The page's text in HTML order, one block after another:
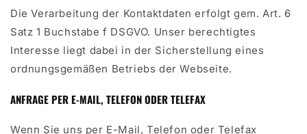
Die Verarbeitung der Kontaktdaten erfolgt gem. Art. 6
Satz 1 Buchstabe f DSGVO. Unser berechtigtes
Interesse liegt dabei in der Sicherstellung eines
ordnungsgemäßen Betriebs der Webseite.
ANFRAGE PER E-MAIL, TELEFON ODER TELEFAX
Wenn Sie uns per E-Mail, Telefon oder Telefax